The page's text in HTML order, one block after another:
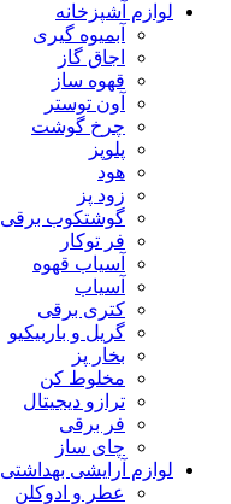
لوازم آشپزخانه
آبمیوه گیری
اجاق گاز
قهوه ساز
آون توستر
چرخ گوشت
پلوپز
هود
زود پز
گوشتکوب برقی
فر توکار
آسیاب قهوه
آسیاب
کتری برقی
گریل و باربیکیو
بخار پز
مخلوط کن
ترازو دیجیتال
فر برقی
چای ساز
لوازم آرایشی بهداشتی
عطر و ادوکلن